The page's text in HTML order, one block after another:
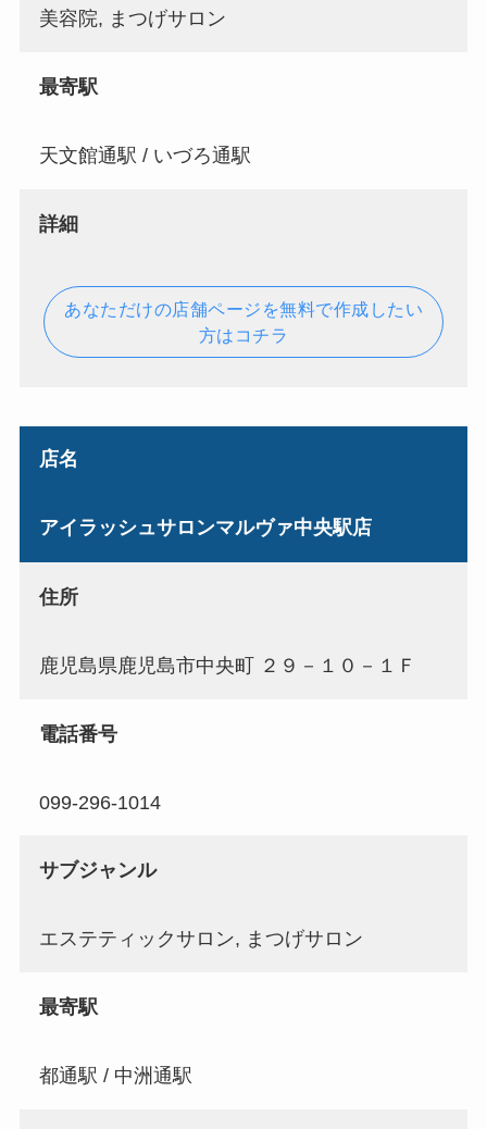
美容院, まつげサロン
最寄駅
天文館通駅 / いづろ通駅
詳細
あなただけの店舗ページを無料で作成したい
方はコチラ
店名
アイラッシュサロンマルヴァ中央駅店
住所
鹿児島県鹿児島市中央町 ２９－１０－１Ｆ
電話番号
099-296-1014
サブジャンル
エステティックサロン, まつげサロン
最寄駅
都通駅 / 中洲通駅